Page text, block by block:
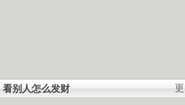
看别人怎么发财